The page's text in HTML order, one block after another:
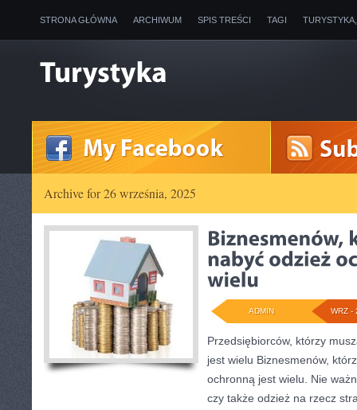
STRONA GŁÓWNA ARCHIWUM SPIS TREŚCI TAGI
Archive for 26 września, 2025
WRZ -
ADMIN
Przedsiębiorców, którzy
jest wielu Biznesmenów,
ochronną jest wielu. Nie
czy także odzież na rzecz